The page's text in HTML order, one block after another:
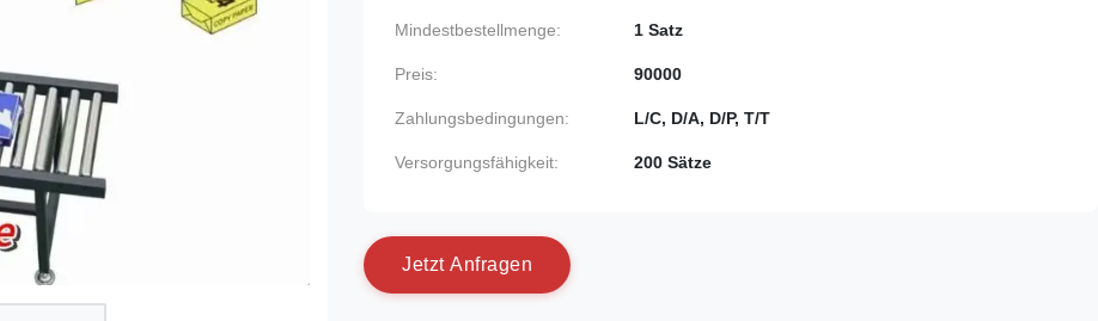
Mindestbestellmenge: 1 Satz
Preis: 90000
Zahlungsbedingungen: L/C, D/A, D/P, T/T
Versorgungsfähigkeit: 200 Sätze
Jetzt Anfragen